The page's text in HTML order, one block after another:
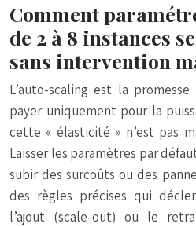
Comment
de 2 à 8 instances
sans intervention
L’auto-scaling est la
payer uniquement pour la
cette « élasticité » n’est pas
Laisser les paramètres par
subir des surcoûts ou des
des règles précises qui
l’ajout (scale-out) ou le